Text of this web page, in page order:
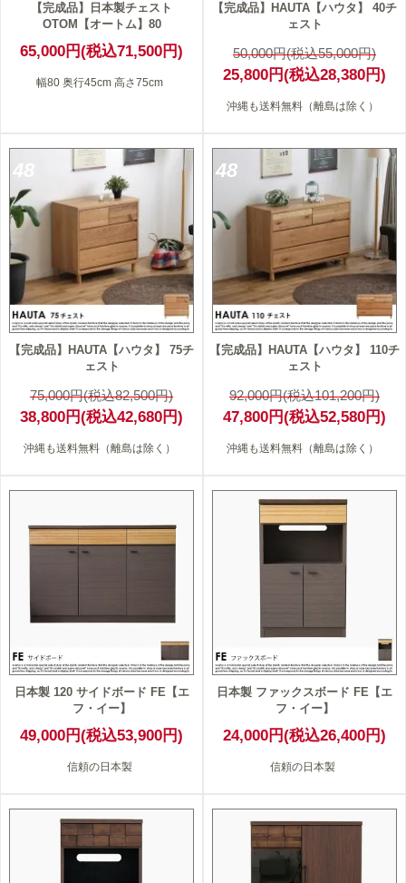
【完成品】日本製チェスト
OTOM【オートム】80
65,000円(税込71,500円)
幅80 奥行45cm 高さ75cm
【完成品】HAUTA【ハウタ】 40チ
ェスト
50,000円(税込55,000円)
25,800円(税込28,380円)
沖縄も送料無料（離島は除く）
48
【完成品】HAUTA【ハウタ】 75チ
ェスト
75,000円(税込82,500円)
38,800円(税込42,680円)
沖縄も送料無料（離島は除く）
48
【完成品】HAUTA【ハウタ】 110チ
ェスト
92,000円(税込101,200円)
47,800円(税込52,580円)
沖縄も送料無料（離島は除く）
日本製 120 サイドボード FE【エ
フ・イー】
49,000円(税込53,900円)
信頼の日本製
日本製 ファックスボード FE【エ
フ・イー】
24,000円(税込26,400円)
信頼の日本製